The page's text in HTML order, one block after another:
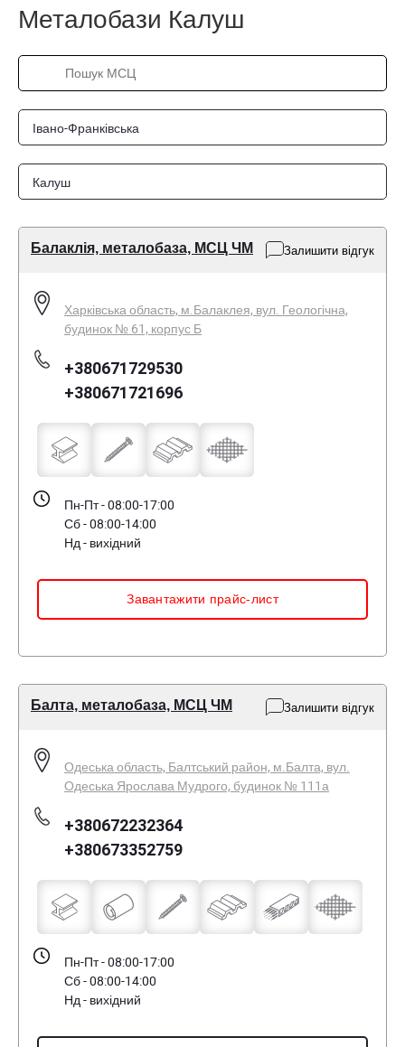
Металобази Калуш
Івано-Франківська
Калуш
Балаклія, металобаза, МСЦ ЧМ Залишити відгук
Харківська область, м.Балаклея, вул. Геологічна,
будинок № 61, корпус Б
+380671729530
+380671721696
Пн-Пт - 08:00-17:00
Сб - 08:00-14:00
Нд - вихідний
Завантажити прайс-лист
Балта, металобаза, МСЦ ЧМ Залишити відгук
Одеська область, Балтський район, м.Балта, вул.
Одеська Ярослава Мудрого, будинок № 111а
+380672232364
+380673352759
Пн-Пт - 08:00-17:00
Сб - 08:00-14:00
Нд - вихідний